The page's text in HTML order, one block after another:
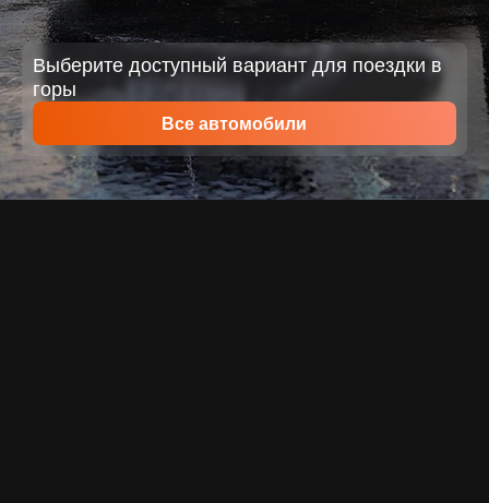
Выберите доступный вариант для поездки в
горы
Все автомобили